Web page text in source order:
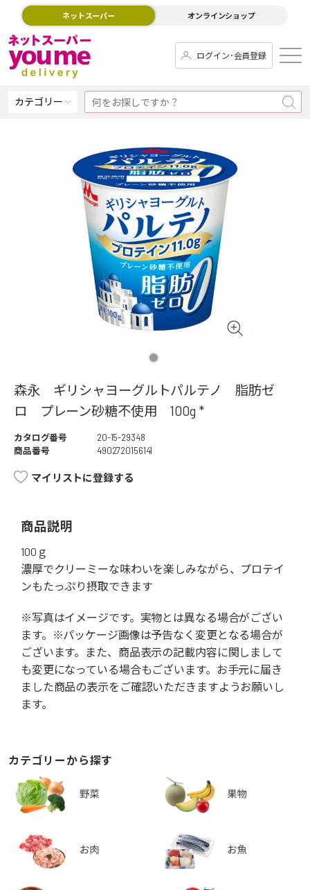
ネットスーパー オンラインショップ
ログイン･会員登録
カテゴリー
森永 ギリシャヨーグルトパルテノ 脂肪ゼ
ロ プレーン砂糖不使用 100g *
カタログ番号
20-15-29348
商品番号
4902720156141
マイリストに登録する
商品説明
100ｇ
濃厚でクリーミーな味わいを楽しみながら、プロテイ
ンもたっぷり摂取できます
※写真はイメージです。実物とは異なる場合がござい
ます。※パッケージ画像は予告なく変更となる場合が
ございます。また、商品表示の記載内容に関しまして
も変更になっている場合もございます。お手元に届き
ました商品の表示をご確認いただきますようお願いし
ます。
カテゴリーから探す